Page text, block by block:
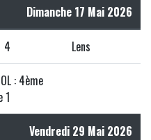
Dimanche 17 Mai 2026
4 Lens
: 4ème
1
Vendredi 29 Mai 2026